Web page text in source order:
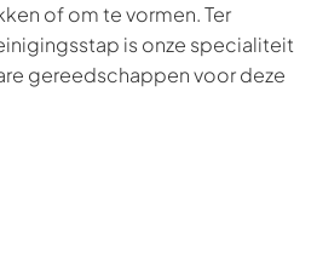
of om te vormen. Ter
is onze specialiteit
gereedschappen voor deze